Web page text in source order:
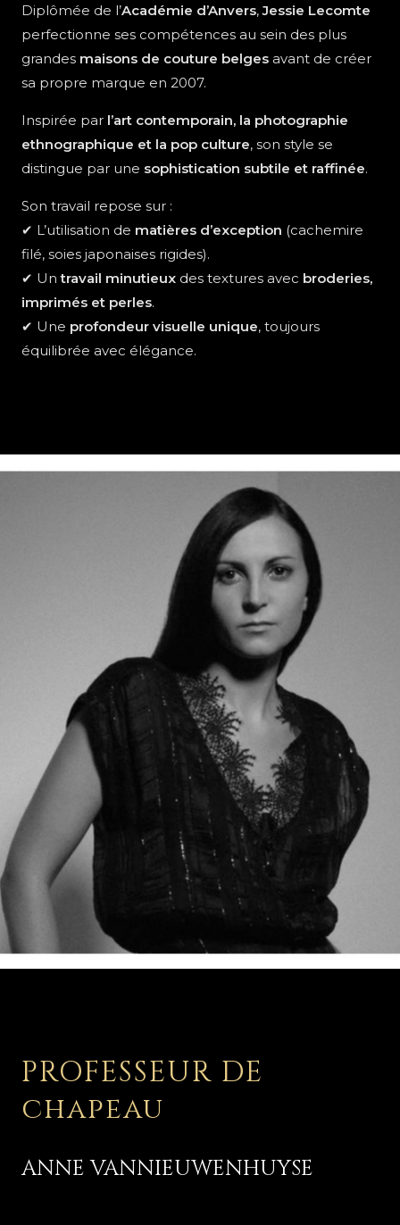
Diplômée de l’Académie d’Anvers,Jessie Lecomte
perfectionne ses compétences au sein des plus
grandes maisons de couture belges avant de créer
sa propre marque en 2007.
Inspirée par l’art contemporain, la photographie
ethnographique et la pop culture, son style se
distingue par une sophistication subtile et raffinée.
Son travail repose sur :
✔ L’utilisation de matières d’exception (cachemire
filé, soies japonaises rigides).
✔ Untravail minutieux des textures avec broderies,
imprimés et perles.
✔ Une profondeur visuelle unique, toujours
équilibrée avec élégance.
PROFESSEUR DE
chapeau
ANNE VANNIEUWENHUYSE